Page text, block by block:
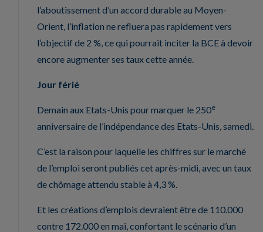
l’aboutissement d’un accord durable au Moyen-
Orient, l’inflation ne refluera pas rapidement vers
l’objectif de 2 %, ce qui pourrait inciter la BCE à devoir
encore augmenter ses taux cette année.
Jour férié
Demain aux Etats-Unis pour marquer le 250e
anniversaire de l’indépendance des Etats-Unis, samedi.
C’est la raison pour laquelle les chiffres sur le marché
de l’emploi seront publiés cet après-midi, avec un taux
de chômage attendu stable à 4,3 %.
Et les créations d’emplois devraient être de 110.000
contre 172.000 en mai, confortant le scénario d’un